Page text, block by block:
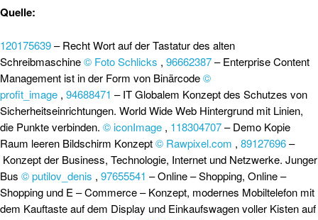
Quelle:
120175639– Recht Wort auf der Tastatur des alten
Schreibmaschine© Foto Schlicks , 96662387– Enterprise Content
Management ist in der Form von Binärcode©
profit_image , 94688471 – IT Globalem Konzept des Schutzes von
Sicherheitseinrichtungen. World Wide Web Hintergrund mit Linien,
die Punkte verbinden. © iconImage , 118304707– Demo Kopie
Raum leeren Bildschirm Konzept© Rawpixel.com , 89127696–
Konzept der Business, Technologie, Internet und Netzwerke. Junger
Bus © putilov_denis , 97655541 – Online – Shopping, Online –
Shopping und E – Commerce – Konzept, modernes Mobiltelefon mit
dem Kauftaste auf dem Display und Einkaufswagen voller Kisten auf